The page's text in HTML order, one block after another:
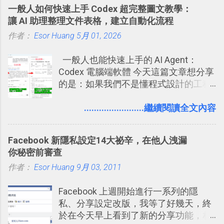
學。 2015/6/13 新增： 免費專案管理軟
體推薦！困難計畫簡單管理 13 種工具
2016 年新增 ： 如何將 Trello 切換到繁
2016/7/7 新增 ： 如何活用 Trello 記
帳？我的理財計畫心得與看板範本
2016/7/13 新增： 如何將網頁資料快速
2016/8 新增： Trello 開放「強化功能」
技！最想要的強大 Trello 客製化範例教
學 2016/11 新增： [時間技客-7] 重要緊
急時間管理四象限在 Trello 活用與範本
用 Trello？ 8個專案排程協作重點技巧
2017/6 新增： 如何用 Trello 規劃自助
旅行？我的 Trello 行程計畫使用技巧教
強；然後下次快要忘記可能變成相隔一
個禮拜，這時再次複習，就能把記憶強
化，讓記憶延長到可能半個月；那時候
來一個月的記憶長度！就這樣反覆慢慢
拉長時間練習，就能讓一個東西成為腦
海中更深刻的記憶。 問題是，當我們一
要準備數百個考試問題時，自己手動進
練習的記憶卡片，自動規劃要延期複習
的卡片，每天自動產生記憶練習題，這
樣的軟體中最受好評的，或許就是今天
一般人如何快速上手 Codex 超完整圖文教學：
讓 AI 助理整理文件表格，建立自動化流程
作者： Esor Huang 5月 01, 2026
一般人也能快速上手的 AI Agent：
Codex 電腦端軟體 今天這篇文章想分享
的是：如果我們不是懂程式設計的工程
（ChatGPT） 的 Codex 工具？ 如何用
打造一個更自動化的電腦工作流程。
........................繼續閱讀全文內容
Facebook 新隱私設定14大祕辛，在他人洩漏
你秘密前審查
作者： Esor Huang 9月 03, 2011
Facebook 上週開始進行一系列的隱
私、分享設定改版，我等了好幾天，終
於在今天早上看到了新的分享功能，相